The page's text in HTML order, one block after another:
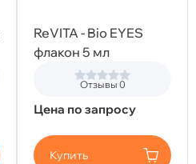
ReVITA - Bio EYES
флакон 5 мл
Отзывы 0
Цена по запросу
Купить